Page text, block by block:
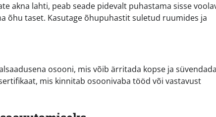
akna lahti, peab seade pidevalt puhastama sisse
õhu taset. Kasutage õhupuhastit suletud ruumides ja
osooni, mis võib ärritada kopse ja süvendada
mis kinnitab osoonivaba tööd või vastavust